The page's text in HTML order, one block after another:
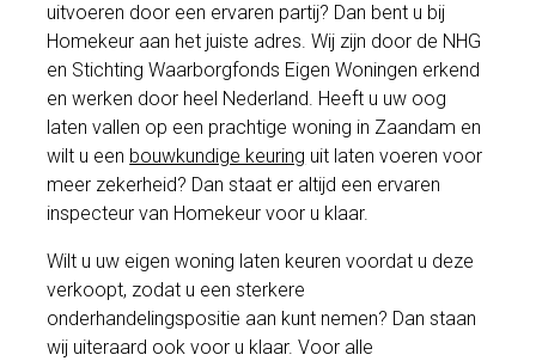
uitvoeren door een ervaren partij? Dan bent u bij
Homekeur aan het juiste adres. Wij zijn door de NHG
en Stichting Waarborgfonds Eigen Woningen erkend
en werken door heel Nederland. Heeft u uw oog
laten vallen op een prachtige woning in Zaandam en
wilt u een bouwkundige keuring uit laten voeren voor
meer zekerheid? Dan staat er altijd een ervaren
inspecteur van Homekeur voor u klaar.
Wilt u uw eigen woning laten keuren voordat u deze
verkoopt, zodat u een sterkere
onderhandelingspositie aan kunt nemen? Dan staan
wij uiteraard ook voor u klaar. Voor alle